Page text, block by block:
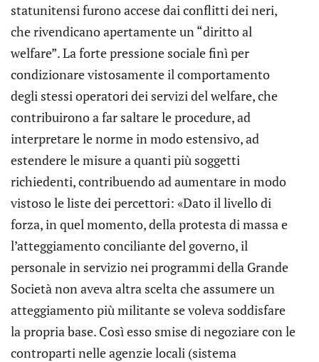
statunitensi furono accese dai conflitti dei neri,
che rivendicano apertamente un “diritto al
welfare”. La forte pressione sociale finì per
condizionare vistosamente il comportamento
degli stessi operatori dei servizi del welfare, che
contribuirono a far saltare le procedure, ad
interpretare le norme in modo estensivo, ad
estendere le misure a quanti più soggetti
richiedenti, contribuendo ad aumentare in modo
vistoso le liste dei percettori: «Dato il livello di
forza, in quel momento, della protesta di massa e
l’atteggiamento conciliante del governo, il
personale in servizio nei programmi della Grande
Società non aveva altra scelta che assumere un
atteggiamento più militante se voleva soddisfare
la propria base. Così esso smise di negoziare con le
controparti nelle agenzie locali (sistema